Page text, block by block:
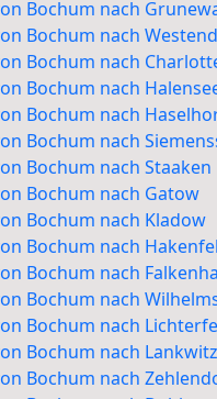
Bochum nach
Bochum nach Westend
Bochum nach
Bochum nach
Bochum nach
Bochum nach
Bochum nach Staaken
Bochum nach Gatow
Bochum nach Kladow
Bochum nach
Bochum nach
Bochum nach
Bochum nach
Bochum nach Lankwitz
Bochum nach